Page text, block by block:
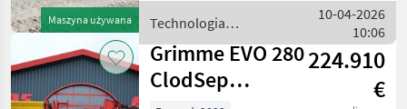
Maszyna używana
Zähnen 1 Antrieb mit
Zapfwellend
Technologia
ziemniaczana / Grimme
10-04-2026
10:06
Grimme EVO 280
ClodSep
224.910
€